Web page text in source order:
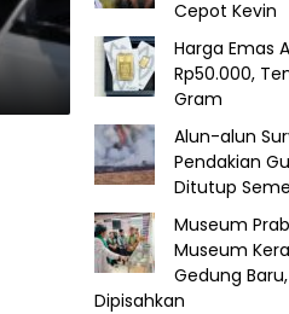
Cepot Kevin
Harga Emas
Rp50.000,
Gram
Alun-alun
Pendakian
Ditutup
Museum
Museum
Gedung
Dipisahkan